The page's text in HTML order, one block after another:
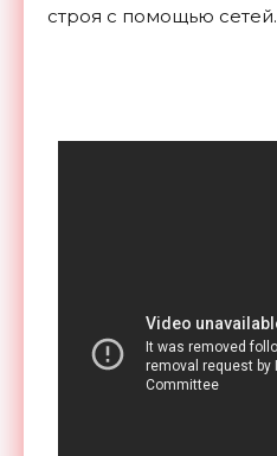
строя с помощью сетей.